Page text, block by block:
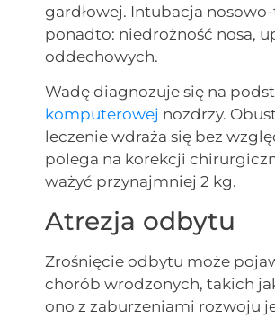
gardłowej. Intubacja
ponadto: niedrożność nosa,
oddechowych.
Wadę diagnozuje się na
komputerowej nozdrzy.
leczenie wdraża się bez
polega na korekcji
ważyć przynajmniej 2 kg.
Atrezja odbytu
Zrośnięcie odbytu może
chorób wrodzonych, takich
ono z zaburzeniami rozwoju